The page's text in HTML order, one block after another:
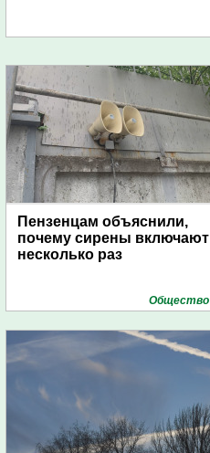
Пензенцам объяснили,
почему сирены включают
несколько раз
Общество